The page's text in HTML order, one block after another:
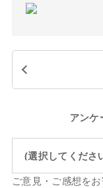
アンケ
(選択してくださ
ご意見・ご感想を